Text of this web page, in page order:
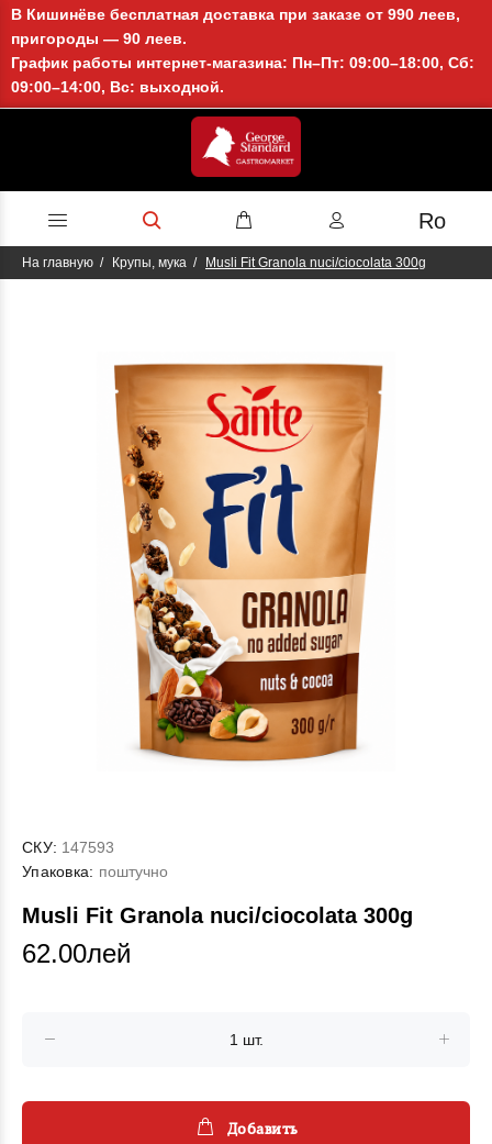
В Кишинёве бесплатная доставка при заказе от 990 леев,
пригороды — 90 леев.
График работы интернет-магазина: Пн–Пт: 09:00–18:00, Сб:
09:00–14:00, Вс: выходной.
Ro
На главную Крупы, мука Musli Fit Granola nuci/ciocolata 300g
СКУ: 147593
Упаковка: поштучно
Musli Fit Granola nuci/ciocolata 300g
62.00лей
Добавить